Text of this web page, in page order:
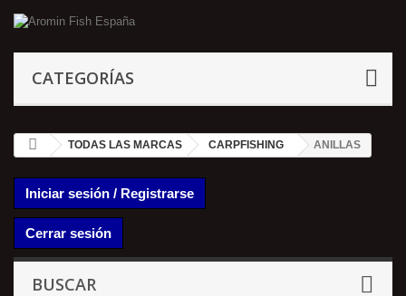
CATEGORÍAS
TODAS LAS MARCAS CARPFISHING ANILLAS
Iniciar sesión / Registrarse
Cerrar sesión
BUSCAR